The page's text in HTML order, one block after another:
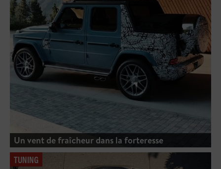
Un vent de fraîcheur dans la forteresse
TUNING